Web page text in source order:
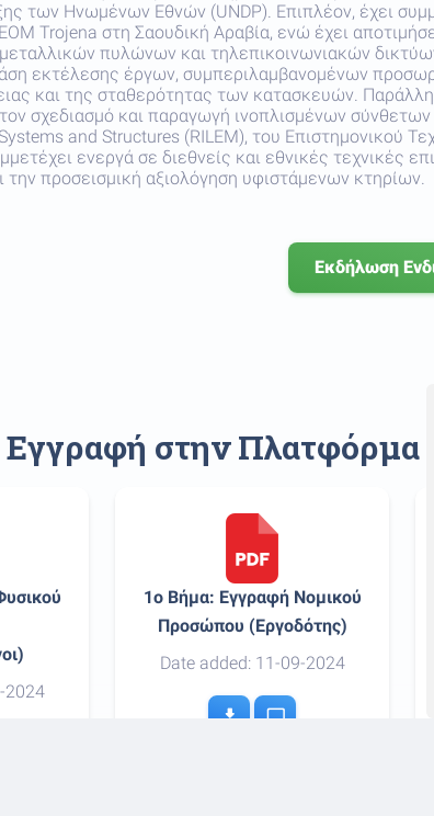
των Ηνωμένων Εθνών (UNDP). Επιπλέον, έχει
Trojena στη Σαουδική Αραβία, ενώ έχει
πυλώνων και τηλεπικοινωνιακών
εκτέλεσης έργων, συμπεριλαμβανομένων
και της σταθερότητας των κατασκευών.
σχεδιασμό και παραγωγή ινοπλισμένων
and Structures (RILEM), του Επιστημονικού
ενεργά σε διεθνείς και εθνικές τεχνικές
την προσεισμική αξιολόγηση υφιστάμενων κτηρίων.
Εκδήλωση
Εγγραφή στην
2024
1o Βήμα: Εγγραφή Νομικού
Προσώπου (Εργοδότης)
Date added: 11-09-2024
download tv